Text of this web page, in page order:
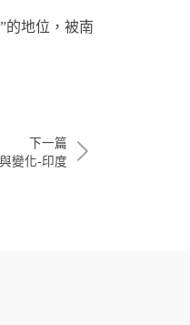
的地位，被南
下一篇
變化-印度